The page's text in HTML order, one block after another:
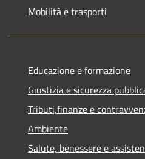
Mobilità e trasporti
Educazione e formazione
Giustizia e sicurezza
Tributi,finanze e
Ambiente
Salute, benessere e